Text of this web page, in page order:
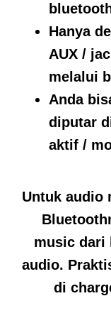
Hanya
AUX /
melalui
Anda
diputar
aktif /
Untuk audio
music dari
audio.
di